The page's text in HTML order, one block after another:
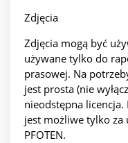
Zdjęcia
Zdjęcia mogą być
używane tylko do
prasowej. Na
jest prosta (nie
nieodstępna licencja.
jest możliwe tylko za
PFOTEN.